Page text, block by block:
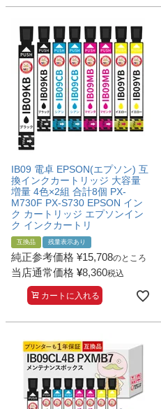
IB09 電卓 EPSON(エプソン) 互
換インクカートリッジ 大容量
増量 4色×2組 合計8個 PX-
M730F PX-S730 EPSON イン
ク カートリッジ エプソンイン
ク インクカートリ
互換品 残量表示あり
純正参考価格 ¥15,708のところ
当店通常価格 ¥8,360税込
カートに入れる